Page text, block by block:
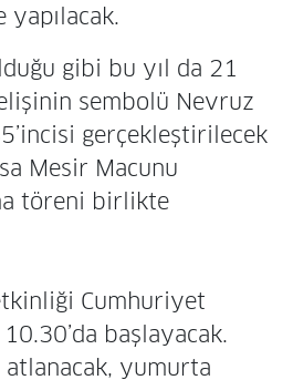
yapılacak.
gibi bu yıl da 21
sembolü Nevruz
gerçekleştirilecek
Mesir Macunu
töreni birlikte
Cumhuriyet
10.30’da başlayacak.
yumurta